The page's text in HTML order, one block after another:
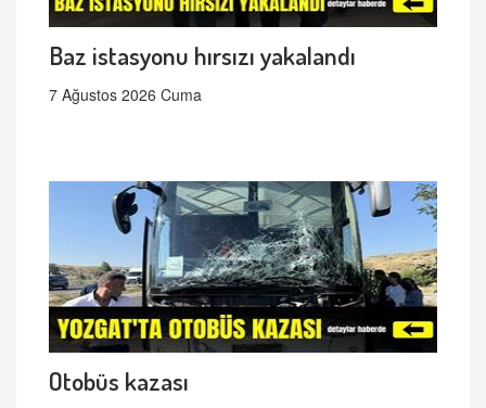
Baz istasyonu hırsızı yakalandı
7 Ağustos 2026 Cuma
Otobüs kazası